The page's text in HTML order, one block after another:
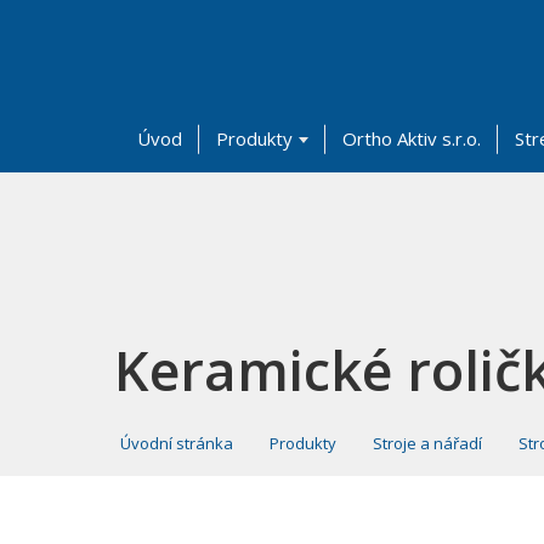
Úvod Produkty Ortho Aktiv s.r.o.
Keramické
Úvodní stránka Produkty Stroje a nářadí